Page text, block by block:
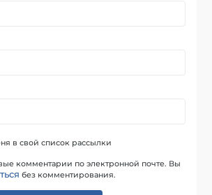
в свой список рассылки
комментарии по электронной почте. Вы
без комментирования.